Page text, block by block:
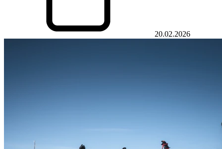
20.02.2026